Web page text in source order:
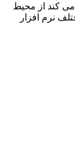
می کند از محیط
نرم افزار